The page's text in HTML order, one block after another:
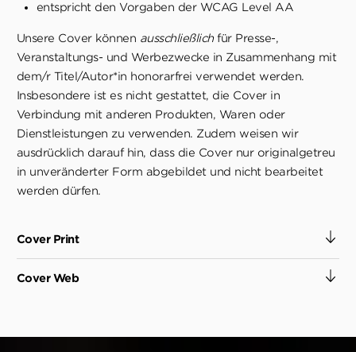
entspricht den Vorgaben der WCAG Level AA
Unsere Cover können ausschließlichfür Presse-,
Veranstaltungs- und Werbezwecke in Zusammenhang mit
dem/r Titel/Autor*in honorarfrei verwendet werden.
Insbesondere ist es nicht gestattet, die Cover in
Verbindung mit anderen Produkten, Waren oder
Dienstleistungen zu verwenden. Zudem weisen wir
ausdrücklich darauf hin, dass die Cover nur originalgetreu
in unveränderter Form abgebildet und nicht bearbeitet
werden dürfen.
Cover Print
Cover Web